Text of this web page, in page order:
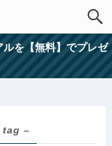
を【無料】でプレゼ
tag –